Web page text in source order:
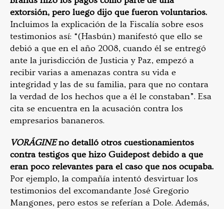
extorsión, pero luego dijo que fueron voluntarios.
Incluimos la explicación de la Fiscalía sobre esos
testimonios así: “(Hasbún) manifestó que ello se
debió a que en el año 2008, cuando él se entregó
ante la jurisdicción de Justicia y Paz, empezó a
recibir varias a amenazas contra su vida e
integridad y las de su familia, para que no contara
la verdad de los hechos que a él le constaban”. Esa
cita se encuentra en la acusación contra los
empresarios bananeros.
VORÁGINEno detalló otros cuestionamientos
contra testigos que hizo Guidepost debido a que
eran poco relevantes para el caso que nos ocupaba.
Por ejemplo, la compañía intentó desvirtuar los
testimonios del excomandante José Gregorio
Mangones, pero estos se referían a Dole. Además,